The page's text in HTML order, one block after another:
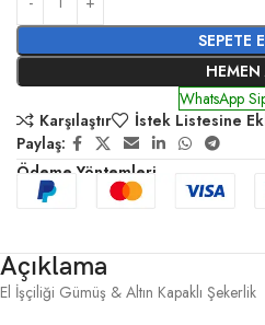
SEPETE
HEMEN
WhatsApp
Karşılaştır
İstek Listesine
Paylaş:
Ödeme Yöntemleri
Açıklama
El İşçiliği Gümüş & Altın Kapaklı Şekerlik